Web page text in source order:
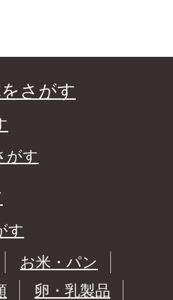
さがす
がす
す
お米・パン
卵・乳製品